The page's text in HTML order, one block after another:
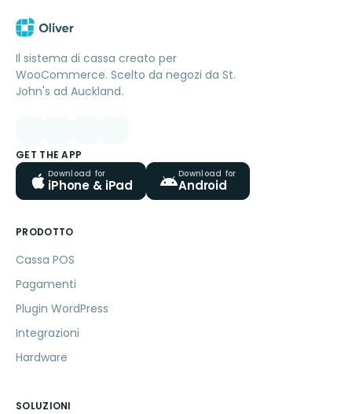
Il sistema di cassa creato per
WooCommerce. Scelto da negozi da St.
John's ad Auckland.
GET THE APP
Download for
iPhone & iPad
Download for
Android
PRODOTTO
Cassa POS
Pagamenti
Plugin WordPress
Integrazioni
Hardware
SOLUZIONI